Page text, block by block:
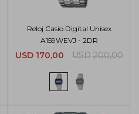
Reloj Casio Digital Unisex
A159WEVJ - 2DR
USD 170,00 USD 200,00